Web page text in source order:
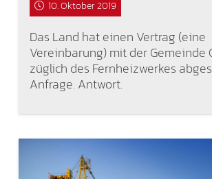
10. Oktober 2019
Das Land hat einen Vertrag (eine
Vereinbarung) mit der Gemeinde
züglich des Fernheizwerkes
Anfrage. Antwort.